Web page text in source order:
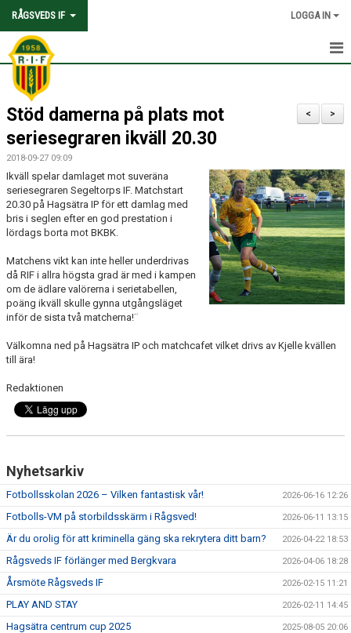
RÅGSVEDS IF LOGGA IN
HEM
KONTAKT
OM FÖRENINGEN
AVGIFTER
TRYGGHET OCH VÄRDEGRUND
PARTNERSKAP & SPONSRING
SKOLSAMARBETEN
SOCIAL HÅLLBARHET
TRÄNINGSKLÄDER
RÅGSVEDS IF I MEDIA
>
<
Stöd damerna på plats mot
seriesegraren ikväll 20.30
2018-09-27 09:09
Ikväll spelar damlaget mot suveräna
seriesegraren Segeltorps IF. Matchstart
20.30 på Hagsätra IP för ett damlag med
bris i seglen efter en god prestation i
lördags borta mot BKBK.
Matchens vikt kan inte heller underdrivas
då RIF i allra högsta grad är med i kampen
om de ädlare valörerna i serietabellen,
poäng ikväll skulle gynna utgångsläget
inför de sista två matcherna!¨
Välkomna ned på Hagsätra IP och matchcafet vilket drivs av Kjelle kvällen
till ära!
Redaktionen
Nyhetsarkiv
Fotbollsskolan 2026 – Vilken fantastisk vår! 2026-06-16 12:26
Fotbolls-VM på storbildsskärm i Rågsved! 2026-06-11 13:15
Är du orolig för att kriminella gäng ska rekrytera ditt barn? 2026-04-22 18:53
Rågsveds IF förlänger med Bergkvara 2026-04-06 18:28
Årsmöte Rågsveds IF 2026-02-15 11:21
PLAY AND STAY 2026-02-11 14:45
Hagsätra centrum cup 2025 2025-08-05 20:06